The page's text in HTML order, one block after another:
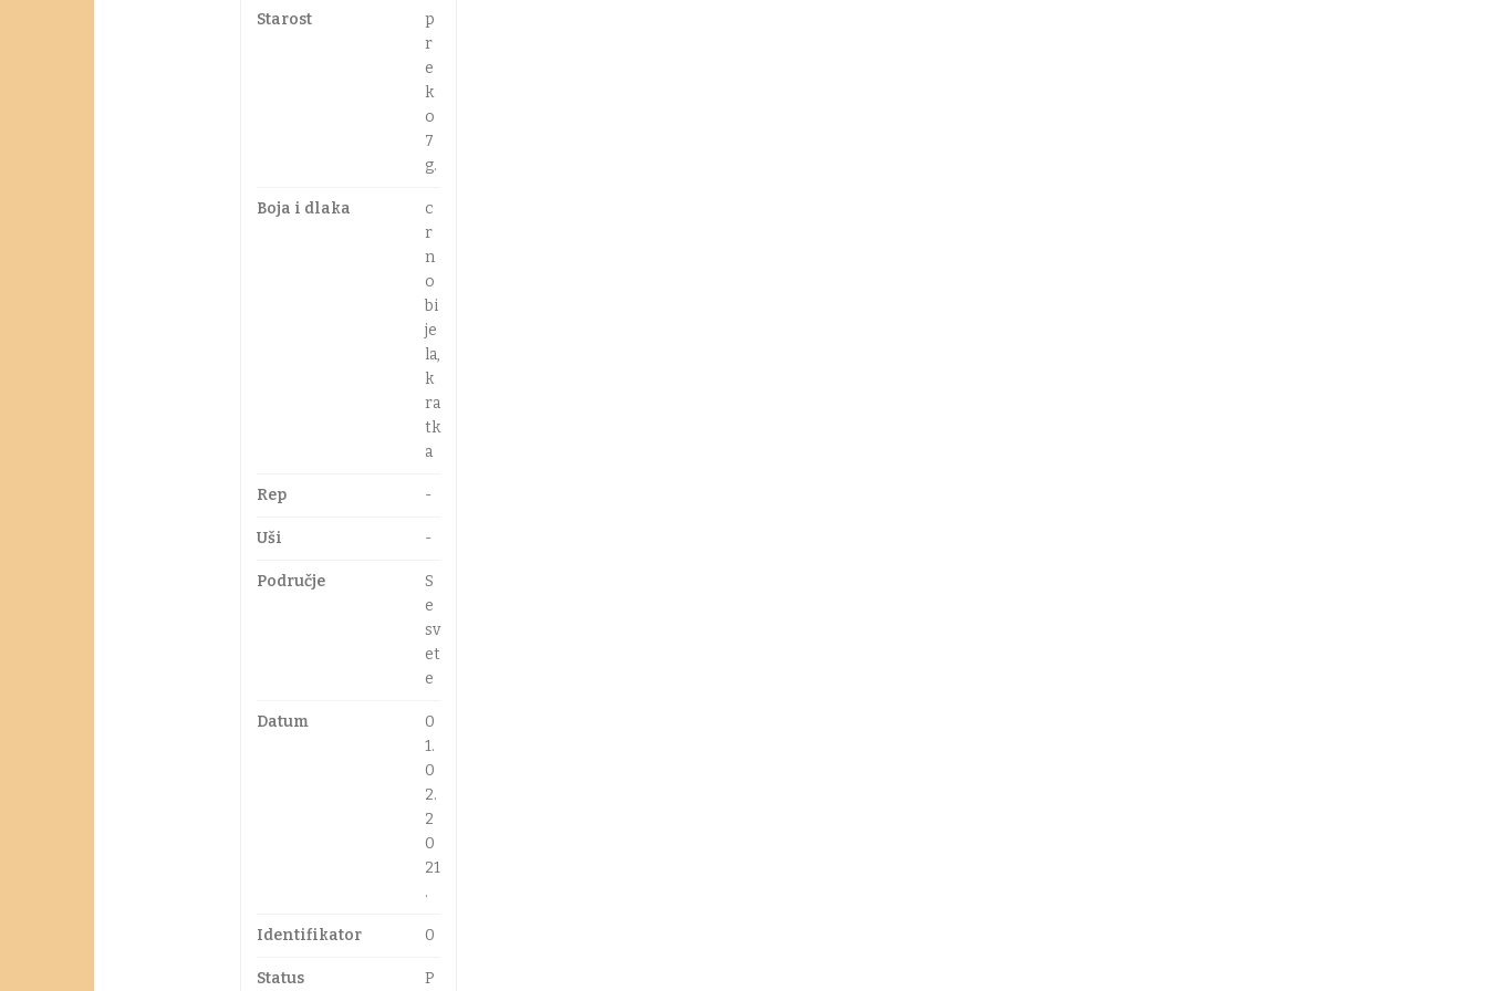
Starost
p
r
e
k
o
7
g.
Boja i dlaka
c
r
n
o
bi
je
la,
k
ra
tk
a
Rep -
Uši -
Područje
S
e
sv
et
e
Datum
0
1.
0
2.
2
0
21
.
Identifikator 0
Status P